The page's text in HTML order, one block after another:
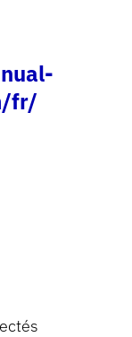
fr/